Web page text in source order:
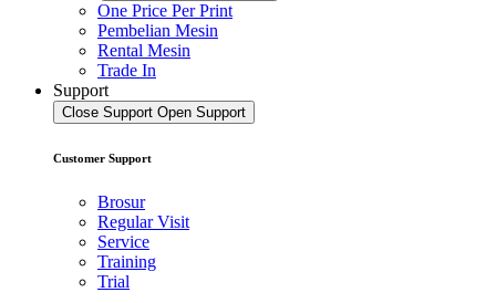
One Price Per Print
Pembelian Mesin
Rental Mesin
Trade In
Support
Close Support Open Support
Customer Support
Brosur
Regular Visit
Service
Training
Trial